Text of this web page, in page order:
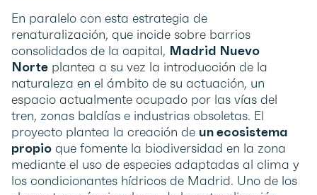
En paralelo con esta estrategia de
renaturalización, que incide sobre barrios
consolidados de la capital, Madrid Nuevo
Norte plantea a su vez la introducción de la
naturaleza en el ámbito de su actuación, un
espacio actualmente ocupado por las vías del
tren, zonas baldías e industrias obsoletas. El
proyecto plantea la creación de un ecosistema
propio que fomente la biodiversidad en la zona
mediante el uso de especies adaptadas al clima y
los condicionantes hídricos de Madrid. Uno de los